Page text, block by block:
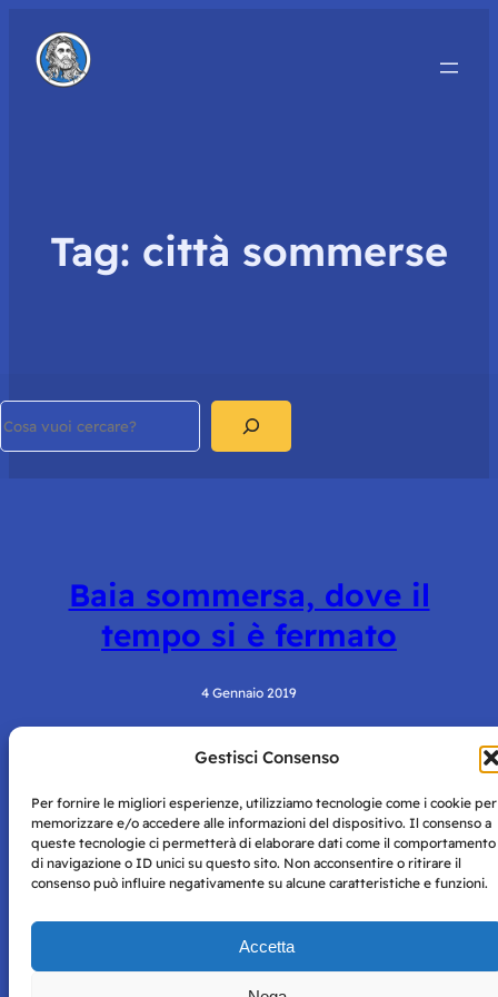
Gestisci Consenso
Per fornire le migliori esperienze, utilizziamo tecnologie come i cookie per
memorizzare e/o accedere alle informazioni del dispositivo. Il consenso a
queste tecnologie ci permetterà di elaborare dati come il comportamento
di navigazione o ID unici su questo sito. Non acconsentire o ritirare il
consenso può influire negativamente su alcune caratteristiche e funzioni.
Accetta
Tag: città sommerse
Baia sommersa, dove il
tempo si è fermato
4 Gennaio 2019
Napoli con autorizzazione numero 38 del 25/9/2019.
Tutte le immagini e i contenuti su questo sito sono forniti